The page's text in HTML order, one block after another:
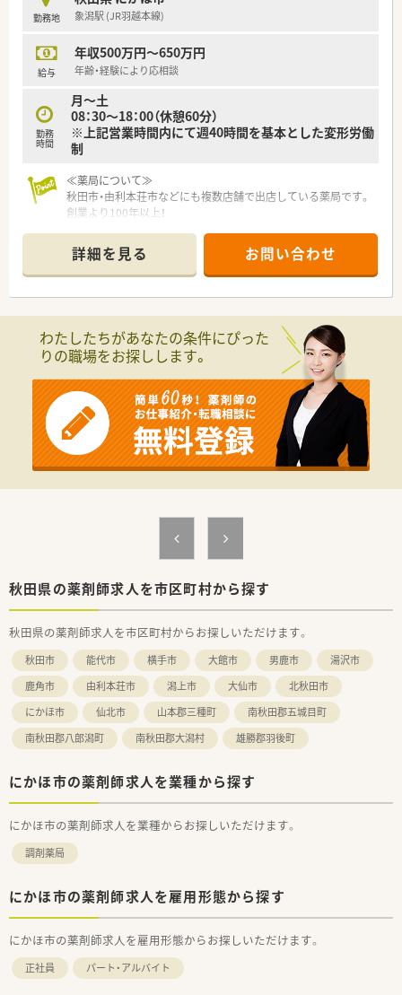
勤務地 象潟駅 (JR羽越本線)
給与
年収500万円～650万円
年齢・経験により応相談
勤務
時間
月～土
08：30～18：00（休憩60分）
※上記営業時間内にて週40時間を基本とした変形労働
制
≪薬局について≫
秋田市・由利本荘市などにも複数店舗で出店している薬局です。
創業より100年以上！
る企業です。
詳細を見る お問い合わせ
わたしたちがあなたの条件にぴった
りの職場をお探しします。
秋田県の薬剤師求人を市区町村から探す
秋田県の薬剤師求人を市区町村からお探しいただけます。
秋田市 能代市 横手市 大館市 男鹿市
湯沢市
鹿角市
由利本荘市 潟上市 大仙市
北秋田市
にかほ市
仙北市 山本郡三種町
南秋田郡五城目町
南秋田郡八郎潟町
南秋田郡大潟村 雄勝郡羽後町
にかほ市の薬剤師求人を業種から探す
にかほ市の薬剤師求人を業種からお探しいただけます。
調剤薬局
にかほ市の薬剤師求人を雇用形態から探す
にかほ市の薬剤師求人を雇用形態からお探しいただけます。
正社員 パート・アルバイト